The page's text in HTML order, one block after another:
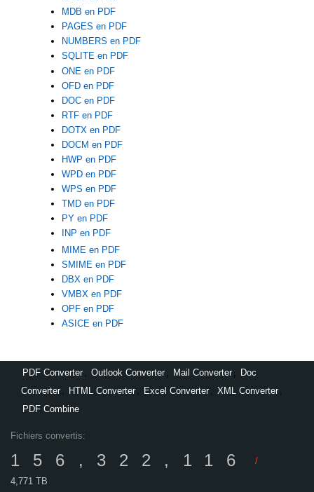
MDB en PDF
PAGES en PDF
NUMBERS en PDF
SQLITE en PDF
ONE en PDF
OFD en PDF
DOC en PDF
RTF en PDF
DOTX en PDF
DOCM en PDF
HWP en PDF
WPD en PDF
WPS en PDF
TMD en PDF
PY en PDF
INP en PDF
MIME en PDF
SMIME en PDF
DBX en PDF
VMBX en PDF
OPF en PDF
ASICE en PDF
PDF Converter Outlook Converter Mail Converter
Doc
Converter
HTML Converter Excel Converter XML Converter
PDF Combine
Fichiers convertis:
156,322,116
/
4,771 TB